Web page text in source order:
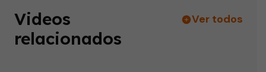
Videos
relacionados
Ver todos